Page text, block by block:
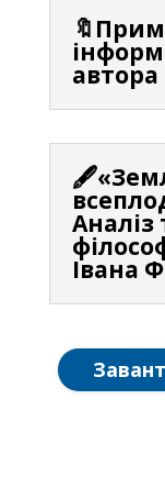
автора
Аналіз
Івана